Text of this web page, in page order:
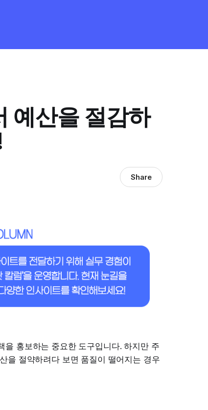
예산을 절감하
Share
을 홍보하는 중요한 도구입니다. 하지만 주
을 절약하려다 보면 품질이 떨어지는 경우